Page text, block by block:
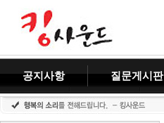
공지사항 질문게시판